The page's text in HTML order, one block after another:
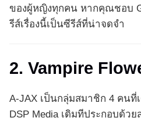
ของผู้หญิงทุกคน หากคุณชอบ
รีส์เรื่องนี้เป็นซีรีส์ที่น่าจดจำ
2. Vampire
A-JAX เป็นกลุ่มสมาชิก 4 คนที่
DSP Media เดิมทีประกอบด้ว